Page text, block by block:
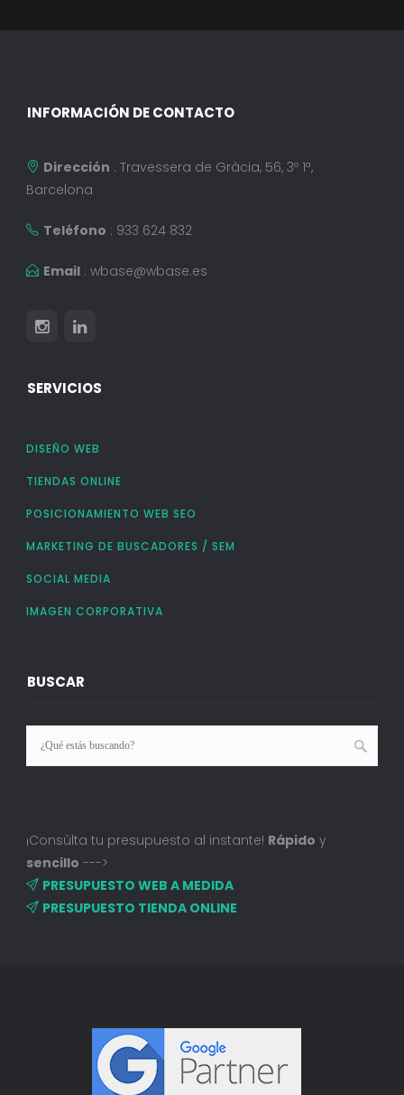
INFORMACIÓN DE CONTACTO
Dirección : Travessera de Gràcia, 56, 3º 1ª,
Barcelona
Teléfono : 933 624 832
Email: wbase@wbase.es
SERVICIOS
DISEÑO WEB
TIENDAS ONLINE
POSICIONAMIENTO WEB SEO
MARKETING DE BUSCADORES / SEM
SOCIAL MEDIA
IMAGEN CORPORATIVA
BUSCAR
¡Consúlta tu presupuesto al instante! Rápido y
sencillo --->
PRESUPUESTO WEB A MEDIDA
PRESUPUESTO TIENDA ONLINE